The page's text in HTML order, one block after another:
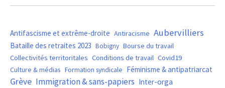
Antifascisme et extrême-droite Antiracisme Aubervilliers
Bataille des retraites 2023 Bobigny Bourse du travail
Collectivités territoritales Conditions de travail Covid19
Culture & médias Formation syndicale Féminisme & antipatriarcat
Grève Immigration & sans-papiers Inter-orga